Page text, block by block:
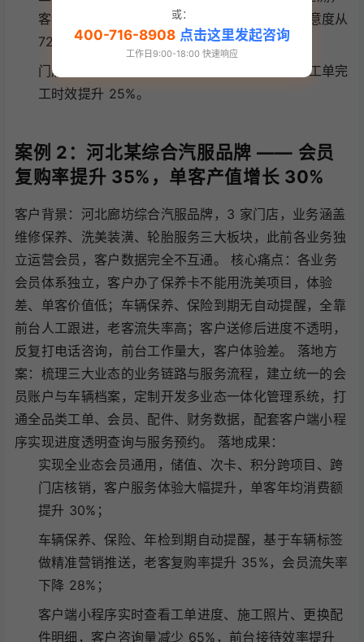
客诉责任清晰，服务类客诉下降 60%，客户满意度从
72% 升至 93%；
门店间库存互通调货，配件缺货率下降 45%，工单完
工时效提升 25%。
案例 2：河北某综合汽服品牌 —— 会员
复购率提升 35%，单客产值增长 30%
客户背景：河北廊坊综合汽服品牌，3 家门店，业务涵盖
维修保养、洗美装潢、轮胎服务三大板块，此前各业务独
立运营会员，客户数据完全不互通。 核心痛点：各业务
会员体系独立，客户办了保养卡不能用洗美项目，体验
差、单客价值低；车辆保养、保险到期无自动提醒，全靠
前台人工跟进，老客流失率高；客户送修后进度不透明，
反复打电话咨询，前台工作量大，客户体验差。 落地方
案：梳理三大业态的业务链路与服务流程，建立统一的会
员账户与车辆档案，定制开发多业态一体化管理系统，打
通全品类工单、会员、配件、财务数据，配套客户端小程
序实现进度透明查询与服务预约。 落地成果：
实现全业态会员通用，储值、次卡、积分跨项目、跨
门店核销，客户服务体验大幅提升，单客年均消费额
提升 30%；
车辆保养、保险、年检到期自动提醒，基于车辆标签
做精准营销推送，老客复购率提升 35%，会员流失率
下降 28%；
客户端小程序实时查看工单进度、施工照片、更换配
件明细，客户咨询量减少 65%，前台接待效率提升
或：
400-716-8908 点击这里发起咨询
工作日9:00-18:00 快速响应